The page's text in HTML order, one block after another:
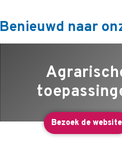
Benieuwd naar
Bezoek de website